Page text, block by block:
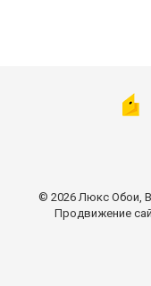
© 2026 Люкс Обои,
Продвижение